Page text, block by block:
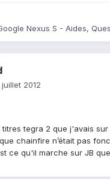
Nexus S - Aides,
juillet 2012
tegra 2 que j'avais sur
chainfire n’était pas
ce qu'il marche sur JB